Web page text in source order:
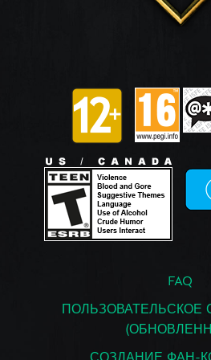
FAQ
ПОЛЬЗОВАТЕЛЬСКОЕ